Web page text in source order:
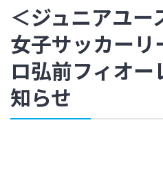
＜ジュニアユ
女子サッカー
ロ弘前フィオ
知らせ